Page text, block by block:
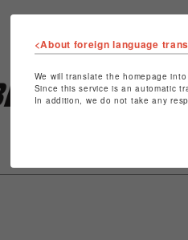
<About foreign language
We will translate the homepage
Since this service is an automatic
In addition, we do not take any